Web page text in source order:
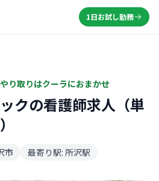
1日お試し勤務
り取りはクーラにおまかせ
クの看護師求人（単
市 最寄り駅: 所沢駅